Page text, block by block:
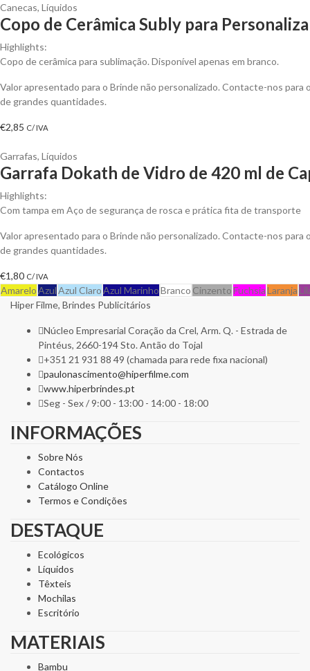
Canecas, Líquidos
Copo de Cerâmica Subly para
Highlights:
Copo de cerâmica para sublimação. Disponível apenas em branco.
Valor apresentado para o Brinde não personalizado. Contacte-nos
de grandes quantidades.
€2,85 C/ IVA
Garrafas, Líquidos
Garrafa Dokath de Vidro de 420 ml de
Highlights:
Com tampa em Aço de segurança de rosca e prática fita de transporte
Valor apresentado para o Brinde não personalizado. Contacte-nos
de grandes quantidades.
€1,80 C/ IVA
AmareloAzulAzul ClaroAzul MarinhoBranco CinzentoFuchsiaLaranja
Hiper Filme, Brindes Publicitários
Núcleo Empresarial Coração da Crel, Arm. Q. - Estrada de
Pintéus, 2660-194 Sto. Antão do Tojal
+351 21 931 88 49 (chamada para rede fixa nacional)
paulonascimento@hiperfilme.com
www.hiperbrindes.pt
Seg - Sex / 9:00 - 13:00 - 14:00 - 18:00
INFORMAÇÕES
Sobre Nós
Contactos
Catálogo Online
Termos e Condições
DESTAQUE
Ecológicos
Líquidos
Têxteis
Mochilas
Escritório
MATERIAIS
Bambu